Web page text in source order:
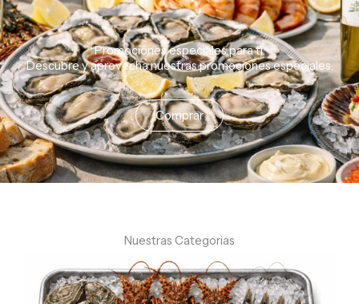
Promociones especiales para ti.
Descubreyaprovechanuestraspromocionesespeciales.
Comprar
Nuestras Categorias